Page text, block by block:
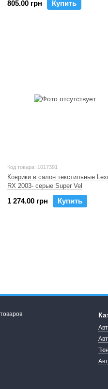
805.00 грн Купить
Код товара: 1017391
Коврики в салон текстильные
RX 2003- серые Super Vel
1 274.00 грн Купить